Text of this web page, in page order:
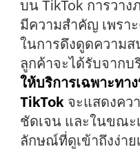
บน TikTok การวา
มีความสำคัญ เพรา
ในการดึงดูดความ
ลูกค้าจะได้รับจากบ
ให้บริการเฉพาะทา
TikTok จะแสดงคว
ชัดเจน และในขณะ
ลักษณ์ที่ดูเข้าถึงง่า